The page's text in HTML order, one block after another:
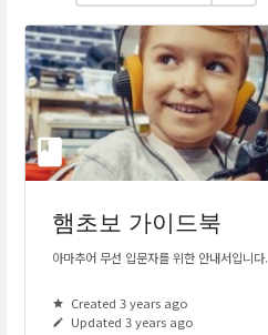
햄초보 가이드북
아마추어 무선 입문자를 위한 안내서입니다.
Created 3 years ago
Updated 3 years ago